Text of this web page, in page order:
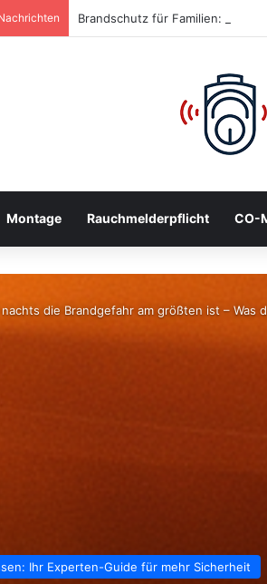
Brandschutz für Familien: So
Montage Rauchmelderpflicht CO-
nachts die Brandgefahr am größten ist – Was
Ihr Experten-Guide für mehr Sicherheit